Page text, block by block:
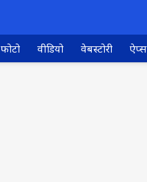
फोटो वीडियो वेबस्टोरी ऐप्स